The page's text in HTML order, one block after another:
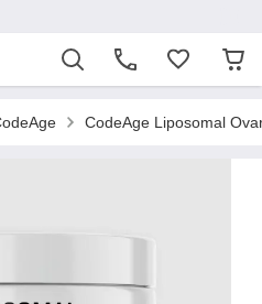
CodeAge Liposomal